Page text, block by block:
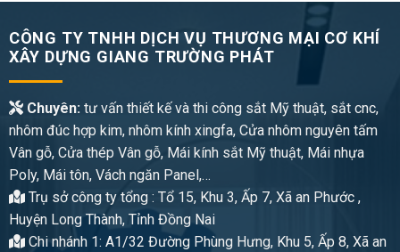
CÔNG TY TNHH DỊCH VỤ THƯƠNG MẠI CƠ KHÍ
XÂY DỰNG GIANG TRƯỜNG PHÁT
Chuyên:tư vấn thiết kế và thi công sắt Mỹ thuật, sắt cnc,
nhôm đúc hợp kim, nhôm kính xingfa, Cửa nhôm nguyên tấm
Vân gỗ, Cửa thép Vân gỗ, Mái kính sắt Mỹ thuật, Mái nhựa
Poly, Mái tôn, Vách ngăn Panel,…
Trụ sở công ty tổng : Tổ 15, Khu 3, Ấp 7, Xã an Phước ,
Huyện Long Thành, Tỉnh Đồng Nai
Chi nhánh 1: A1/32 Đường Phùng Hưng, Khu 5, Ấp 8, Xã an